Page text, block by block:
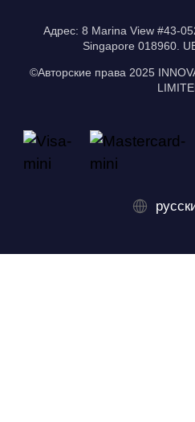
Адрес: 8 Marina View #43-
Singapore 018960.
©Авторские права 2025